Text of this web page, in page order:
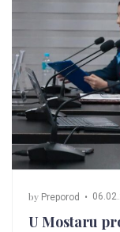
by Preporod
U Mostaru